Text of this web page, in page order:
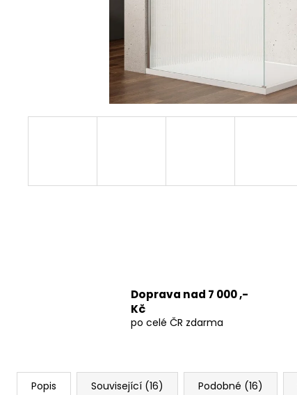
Doprava nad 7 000 ,-
Kč
po celé ČR zdarma
Popis Související (16) Podobné (16)
15 100 Kč